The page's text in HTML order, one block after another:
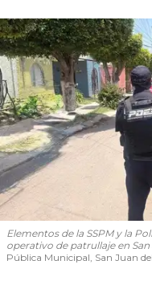
Elementos de la SSPM y la
operativo de patrullaje en San
Pública Municipal, San Juan